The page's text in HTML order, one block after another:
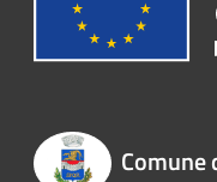
Comune